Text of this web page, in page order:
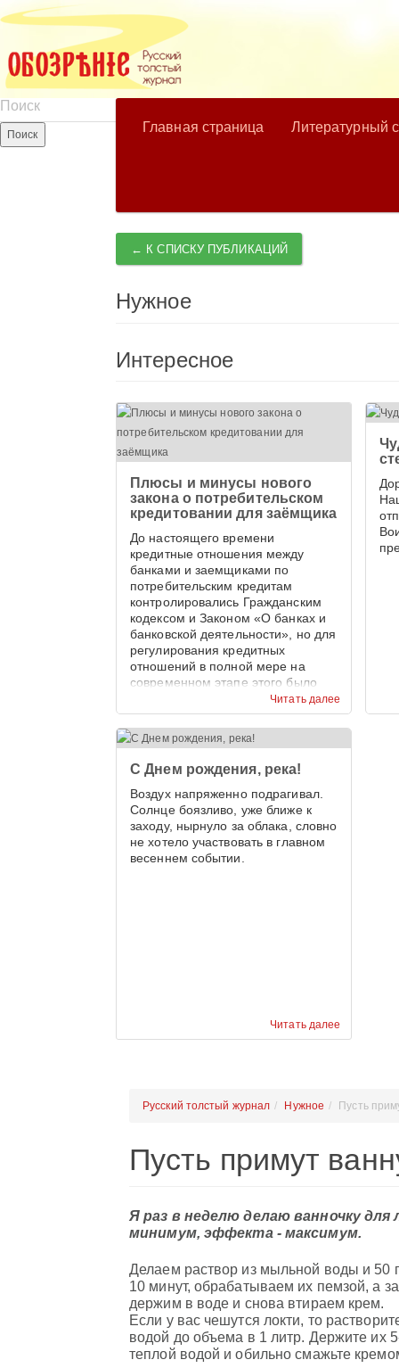
Главная страница Литературный
← К СПИСКУ ПУБЛИКАЦИЙ
Нужное
Интересное
Читать далее
Плюсы и минусы нового
закона о потребительском
кредитовании для заёмщика
До настоящего времени
кредитные отношения между
банками и заемщиками по
потребительским кредитам
контролировались Гражданским
кодексом и Законом «О банках и
банковской деятельности», но для
регулирования кредитных
отношений в полной мере на
современном этапе этого было
Читать далее
С Днем рождения, река!
Воздух напряженно подрагивал.
Солнце боязливо, уже ближе к
заходу, нырнуло за облака, словно
не хотело участвовать в главном
весеннем событии.
Русский толстый журнал Нужное Пусть
Пусть примут
Я раз в неделю делаю ванночку для
минимум, эффекта - максимум.
Делаем раствор из мыльной воды и 50
10 минут, обрабатываем их пемзой, а
держим в воде и снова втираем крем.
Если у вас чешутся локти, то
водой до объема в 1 литр. Держите их
теплой водой и обильно смажьте